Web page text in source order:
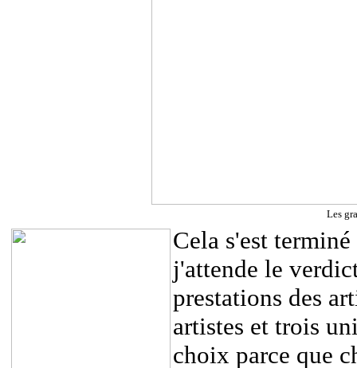
Les
Cela s'est
j'attende le
prestations des
artistes et trois
choix parce que